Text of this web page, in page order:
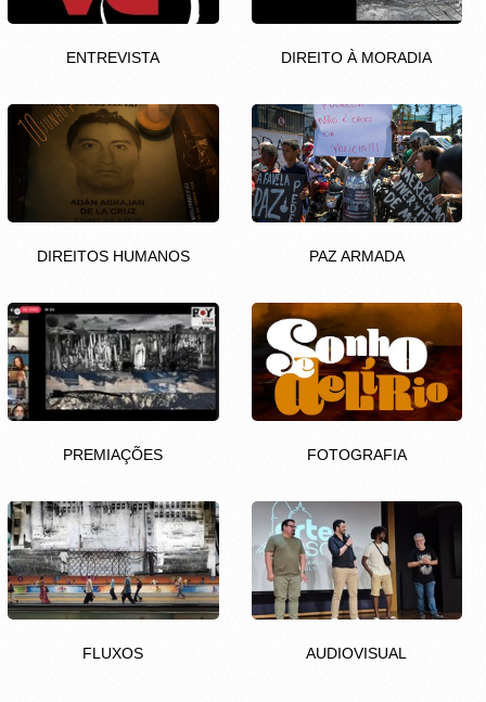
ENTREVISTA DIREITO À MORADIA
DIREITOS HUMANOS PAZ ARMADA
PREMIAÇÕES FOTOGRAFIA
FLUXOS AUDIOVISUAL